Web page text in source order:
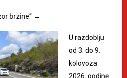
brzine” →
U razdoblju
od 3. do 9.
kolovoza
2026. godine